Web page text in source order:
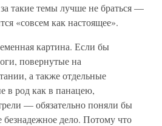
за такие темы лучше не браться —
«совсем как настоящее».
картина. Если бы
повернутые на
а также отдельные
в род как в панацею,
— обязательно поняли бы
безнадежное дело. Потому что